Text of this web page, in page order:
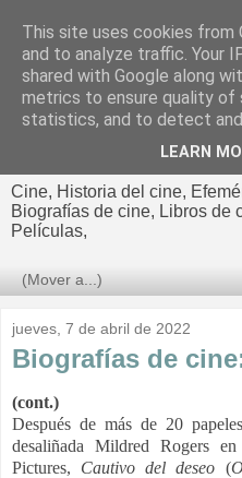
El cultural
Cine, Historia del cine,
Biografías de cine, Libros de
Películas,
jueves, 7 de abril de 2022
Biografías de
(cont.)
Después de más de 20
desaliñada Mildred Rogers
Pictures, Cautivo del deseo (
This site uses cookies
and to analyze traffic. Your
shared with Google along
metrics to ensure quality of
statistics, and to detect and
LEARN